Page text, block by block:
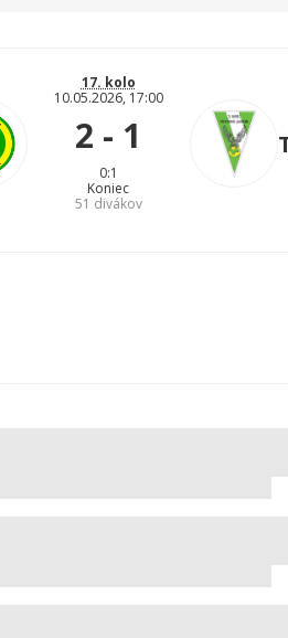
17. kolo
10.05.2026, 17:00
2 - 1
0:1
Koniec
51 divákov